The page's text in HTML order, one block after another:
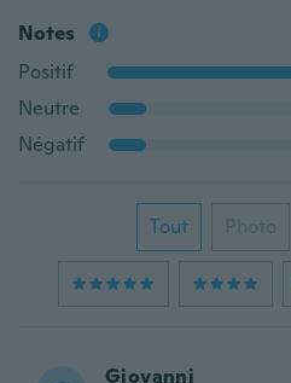
Notes
Positif
Neutre
Négatif
Tout Photo
Giovanni